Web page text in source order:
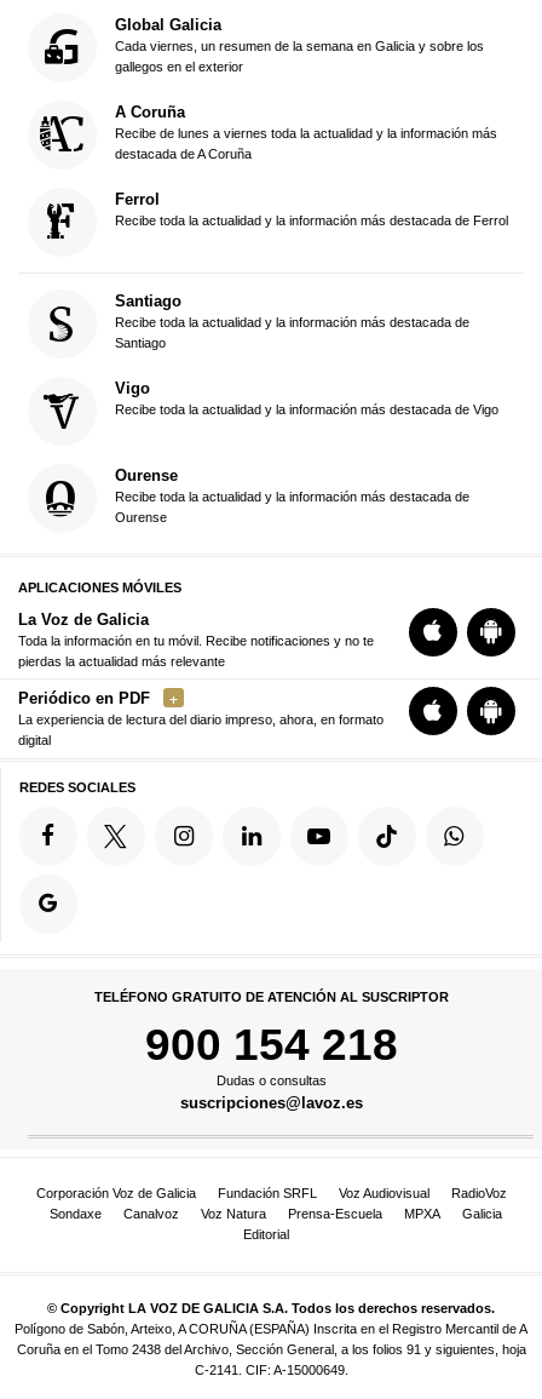
Global Galicia
Cada viernes, un resumen de la semana en Galicia y sobre los
gallegos en el exterior
A Coruña
Recibe de lunes a viernes toda la actualidad y la información más
destacada de A Coruña
Ferrol
Recibe toda la actualidad y la información más destacada de Ferrol
Santiago
Recibe toda la actualidad y la información más destacada de
Santiago
Vigo
Recibe toda la actualidad y la información más destacada de Vigo
Ourense
Recibe toda la actualidad y la información más destacada de
Ourense
APLICACIONES MÓVILES
La Voz de Galicia
Toda la información en tu móvil. Recibe notificaciones y no te
pierdas la actualidad más relevante
Periódico en PDF
La experiencia de lectura del diario impreso, ahora, en formato
digital
REDES SOCIALES
TELÉFONO GRATUITO DE ATENCIÓN AL SUSCRIPTOR
900 154 218
Dudas o consultas
suscripciones@lavoz.es
Corporación Voz de Galicia Fundación SRFL Voz Audiovisual
RadioVoz
Sondaxe
Canalvoz Voz Natura Prensa-Escuela MPXA
Galicia
Editorial
© Copyright LA VOZ DE GALICIA S.A. Todos los derechos reservados.
Polígono de Sabón, Arteixo, A CORUÑA (ESPAÑA) Inscrita en el Registro Mercantil de A
Coruña en el Tomo 2438 del Archivo, Sección General, a los folios 91 y siguientes, hoja
C-2141. CIF: A-15000649.